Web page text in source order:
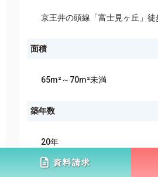
京王井の頭線「富士見ヶ丘」徒
面積
65m²～70m²未満
築年数
20年
資料請求